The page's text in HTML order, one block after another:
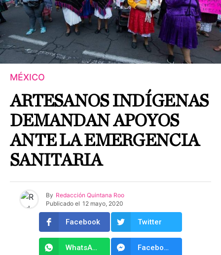
MÉXICO
ARTESANOS INDÍGENAS
DEMANDAN APOYOS
ANTE LA EMERGENCIA
SANITARIA
By Redacción Quintana Roo
Publicado el 12 mayo, 2020
Facebook Twitter
WhatsApp Facebook Messenger